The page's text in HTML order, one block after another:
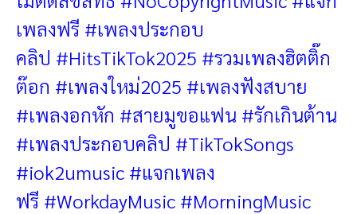
เพลงฟรี #เพลงประกอบ
คลิป #HitsTikTok2025 #รวมเพลงฮิตติ๊ก
ต๊อก #เพลงใหม่2025 #เพลงฟังสบาย
#เพลงอกหัก #สายมูขอแฟน #รักเกินต้าน
#เพลงประกอบคลิป #TikTokSongs
#iok2umusic #แจกเพลง
ฟรี #WorkdayMusic #MorningMusic